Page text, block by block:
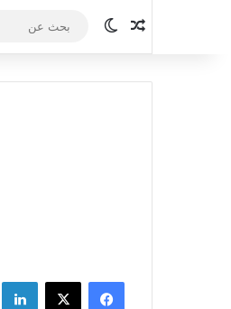
مقال عشوائي
الوضع المظلم
فيسبوك ‫X